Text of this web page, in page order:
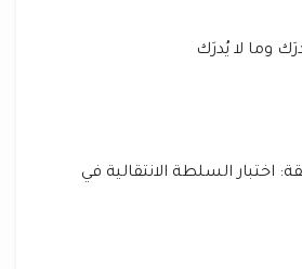
وما لا يُدرَك
اختبار السلطة الانتقالية في